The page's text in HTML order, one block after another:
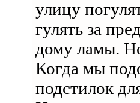
улицу
гулять за
дому ламы.
Когда мы
подстилок